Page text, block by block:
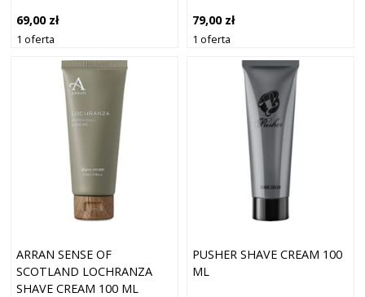
69,00 zł
1 oferta
79,00 zł
1 oferta
ARRAN SENSE OF
SCOTLAND LOCHRANZA
SHAVE CREAM 100 ML
PUSHER SHAVE CREAM 100
ML